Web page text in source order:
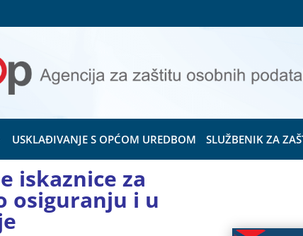
USKLAĐIVANJE S OPĆOM UREDBOM SLUŽBENIK ZA
iskaznice za
osiguranju i u